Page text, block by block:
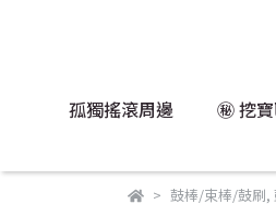
孤獨搖滾周邊 ㊙️ 挖
鼓棒/束棒/鼓刷,